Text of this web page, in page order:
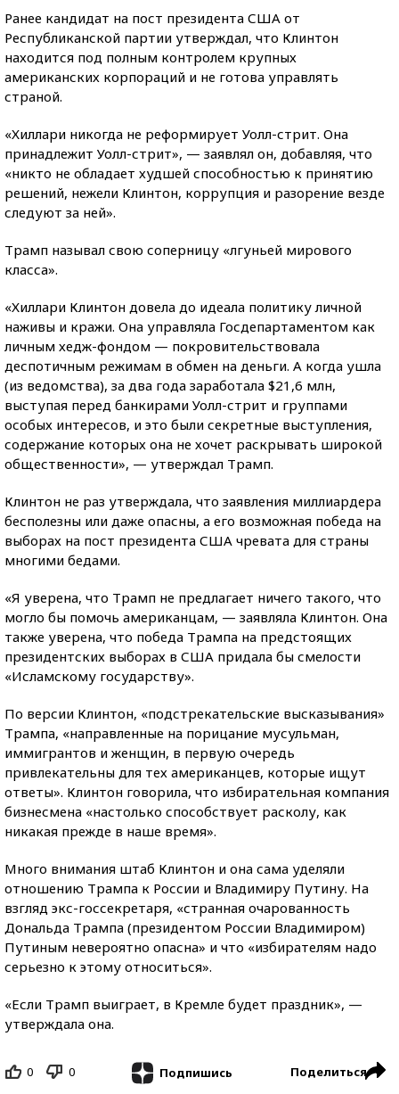
Ранее кандидат на пост президента США от
Республиканской партии утверждал, что Клинтон
находится под полным контролем крупных
американских корпораций и не готова управлять
страной.
«Хиллари никогда не реформирует Уолл-стрит. Она
принадлежит Уолл-стрит», — заявлял он, добавляя, что
«никто не обладает худшей способностью к принятию
решений, нежели Клинтон, коррупция и разорение везде
следуют за ней».
Трамп называл свою соперницу «лгуньей мирового
класса».
«Хиллари Клинтон довела до идеала политику личной
наживы и кражи. Она управляла Госдепартаментом как
личным хедж-фондом — покровительствовала
деспотичным режимам в обмен на деньги. А когда ушла
(из ведомства), за два года заработала $21,6 млн,
выступая перед банкирами Уолл-стрит и группами
особых интересов, и это были секретные выступления,
содержание которых она не хочет раскрывать широкой
общественности», — утверждал Трамп.
Клинтон не раз утверждала, что заявления миллиардера
бесполезны или даже опасны, а его возможная победа на
выборах на пост президента США чревата для страны
многими бедами.
«Я уверена, что Трамп не предлагает ничего такого, что
могло бы помочь американцам, — заявляла Клинтон. Она
также уверена, что победа Трампа на предстоящих
президентских выборах в США придала бы смелости
«Исламскому государству».
По версии Клинтон, «подстрекательские высказывания»
Трампа, «направленные на порицание мусульман,
иммигрантов и женщин, в первую очередь
привлекательны для тех американцев, которые ищут
ответы». Клинтон говорила, что избирательная компания
бизнесмена «настолько способствует расколу, как
никакая прежде в наше время».
Много внимания штаб Клинтон и она сама уделяли
отношению Трампа к России и Владимиру Путину. На
взгляд экс-госсекретаря, «странная очарованность
Дональда Трампа (президентом России Владимиром)
Путиным невероятно опасна» и что «избирателям надо
серьезно к этому относиться».
«Если Трамп выиграет, в Кремле будет праздник», —
утверждала она.
0 0 Подпишись Поделиться